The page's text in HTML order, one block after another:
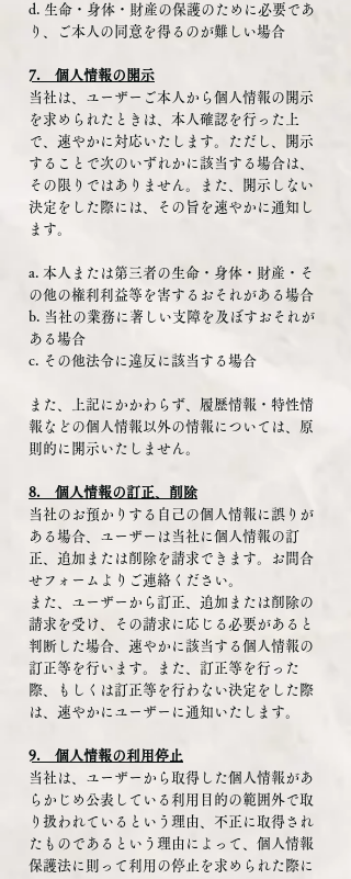
d. 生命・身体・財産の保護のために必要であ
り、ご本人の同意を得るのが難しい場合
7. 個人情報の開示
当社は、ユーザーご本人から個人情報の開示
を求められたときは、本人確認を行った上
で、速やかに対応いたします。ただし、開示
することで次のいずれかに該当する場合は、
その限りではありません。また、開示しない
決定をした際には、その旨を速やかに通知し
ます。
a. 本人または第三者の生命・身体・財産・そ
の他の権利利益等を害するおそれがある場合
b. 当社の業務に著しい支障を及ぼすおそれが
ある場合
c. その他法令に違反に該当する場合
また、上記にかかわらず、履歴情報・特性情
報などの個人情報以外の情報については、原
則的に開示いたしません。
8. 個人情報の訂正、削除
当社のお預かりする自己の個人情報に誤りが
ある場合、ユーザーは当社に個人情報の訂
正、追加または削除を請求できます。お問合
せフォームよりご連絡ください。
また、ユーザーから訂正、追加または削除の
請求を受け、その請求に応じる必要があると
判断した場合、速やかに該当する個人情報の
訂正等を行います。また、訂正等を行った
際、もしくは訂正等を行わない決定をした際
は、速やかにユーザーに通知いたします。
9. 個人情報の利用停止
当社は、ユーザーから取得した個人情報があ
らかじめ公表している利用目的の範囲外で取
り扱われているという理由、不正に取得され
たものであるという理由によって、個人情報
保護法に則って利用の停止を求められた際に